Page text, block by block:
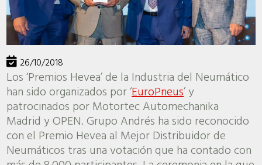
26/10/2018
Los ‘Premios Hevea’ de la Industria del Neumático
han sido organizados por ‘EuroPneus’ y
patrocinados por Motortec Automechanika
Madrid y OPEN. Grupo Andrés ha sido reconocido
con el Premio Hevea al Mejor Distribuidor de
Neumáticos tras una votación que ha contado con